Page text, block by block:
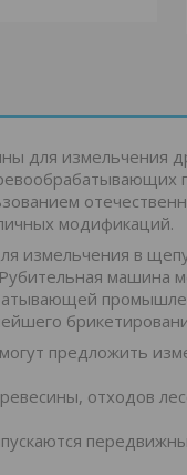
для измельчения
модификаций.
измельчения в
машина
предложить
отходов